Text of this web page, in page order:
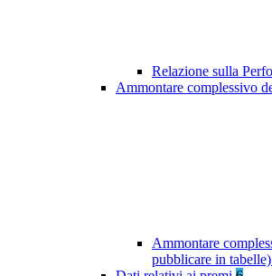
Relazione sulla
Ammontare complessivo
Ammontare
pubblicare in tabelle)